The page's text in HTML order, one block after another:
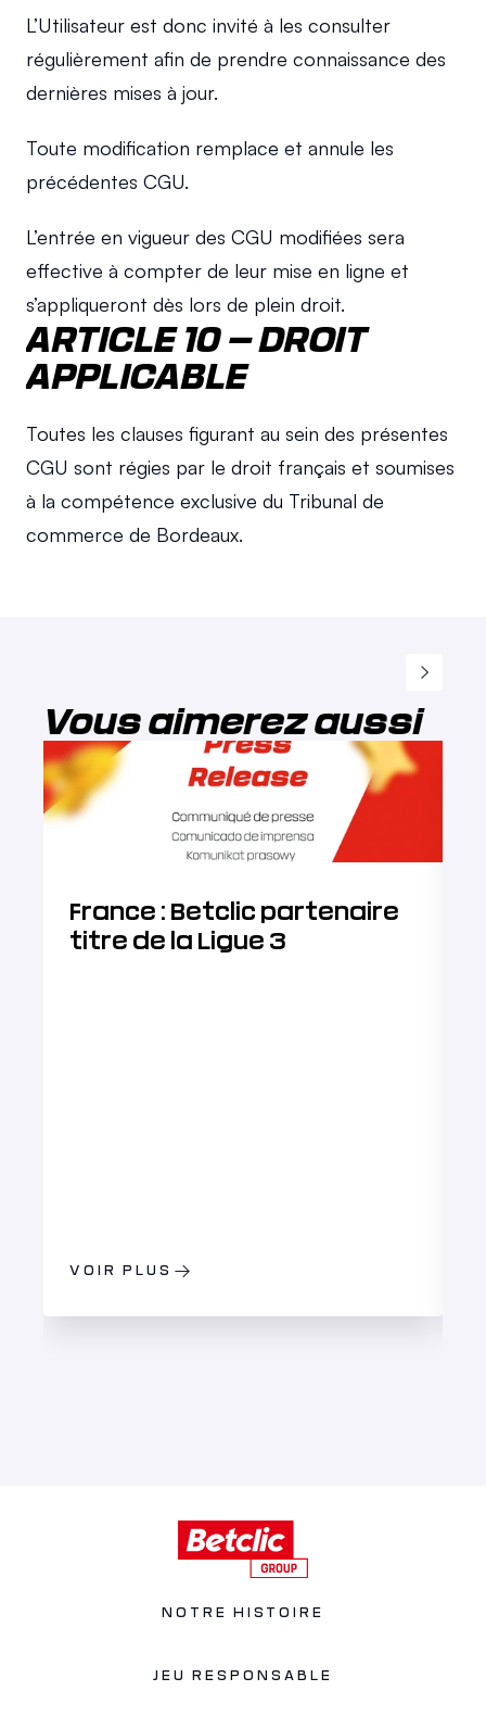
L’Utilisateur est donc invité à les consulter
régulièrement afin de prendre connaissance des
dernières mises à jour.
Toute modification remplace et annule les
précédentes CGU.
L’entrée en vigueur des CGU modifiées sera
effective à compter de leur mise en ligne et
s’appliqueront dès lors de plein droit.
ARTICLE 10 – DROIT
APPLICABLE
Toutes les clauses figurant au sein des présentes
CGU sont régies par le droit français et soumises
à la compétence exclusive du Tribunal de
commerce de Bordeaux.
Vous aimerez aussi
France : Betclic partenaire
titre de la Ligue 3
VOIR PLUS
NOTRE HISTOIRE
JEU RESPONSABLE